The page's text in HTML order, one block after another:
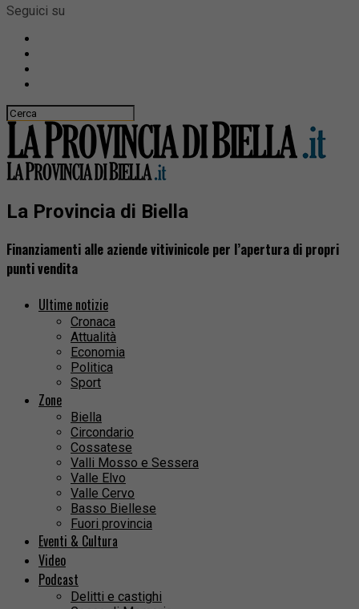
Seguici su
La Provincia di Biella
Finanziamenti alle aziende vitivinicole per l’apertura di propri
punti vendita
Ultime notizie
Cronaca
Attualità
Economia
Politica
Sport
Zone
Biella
Circondario
Cossatese
Valli Mosso e Sessera
Valle Elvo
Valle Cervo
Basso Biellese
Fuori provincia
Eventi & Cultura
Video
Podcast
Delitti e castighi